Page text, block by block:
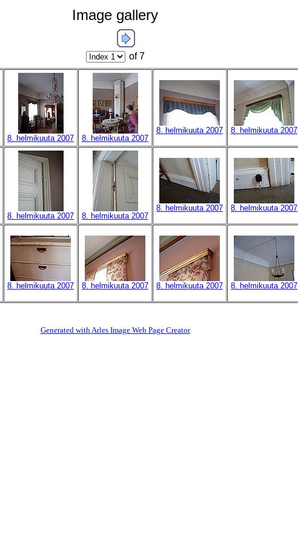
Image gallery
of 7
8. helmikuuta 2007 8. helmikuuta 2007
8. helmikuuta 2007 8. helmikuuta 2007
8. helmikuuta 2007 8. helmikuuta 2007
8. helmikuuta 2007 8. helmikuuta 2007
8. helmikuuta 2007 8. helmikuuta 2007 8. helmikuuta 2007 8. helmikuuta 2007
Generated with Arles Image Web Page Creator